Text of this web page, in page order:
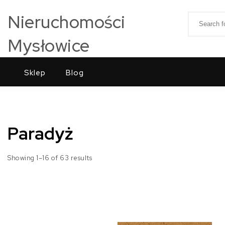
Nieruchomości
Mysłowice
Sklep Blog
Paradyż
Showing 1–16 of 63 results